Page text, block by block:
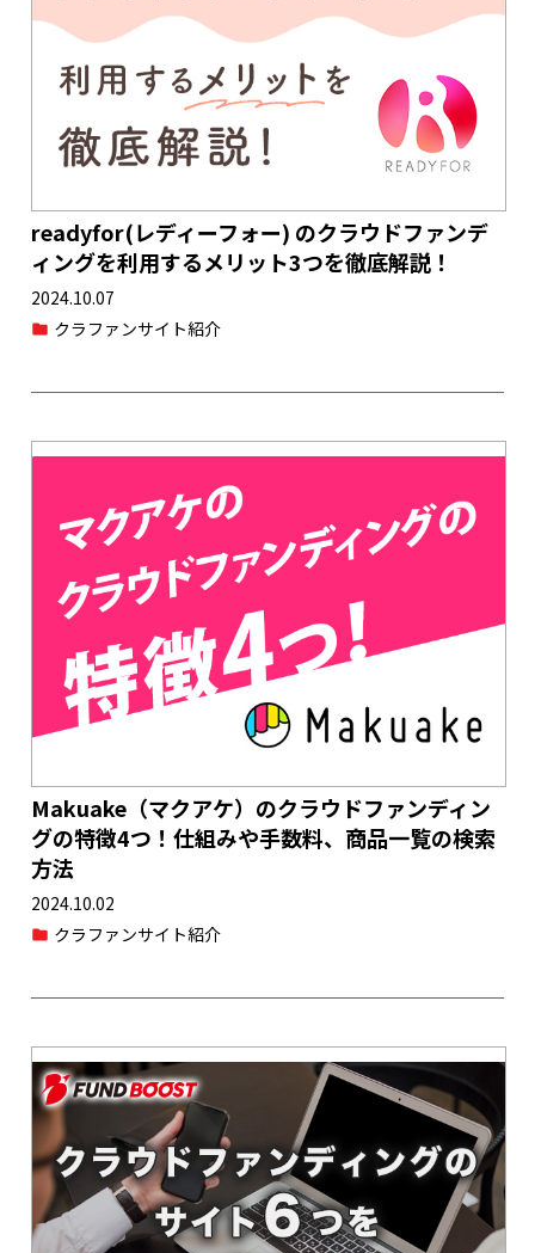
readyfor(レディーフォー) のクラウドファンデ
ィングを利用するメリット3つを徹底解説！
2024.10.07
クラファンサイト紹介
Makuake（マクアケ）のクラウドファンディン
グの特徴4つ！仕組みや手数料、商品一覧の検索
方法
2024.10.02
クラファンサイト紹介